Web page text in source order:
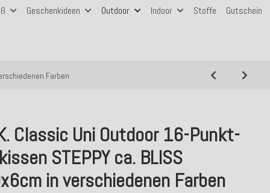
Geschenkideen Outdoor Indoor Stoffe Gutschein
Farben
Classic Uni Outdoor 16-Punkt-
STEPPY ca. BLISS
in verschiedenen Farben